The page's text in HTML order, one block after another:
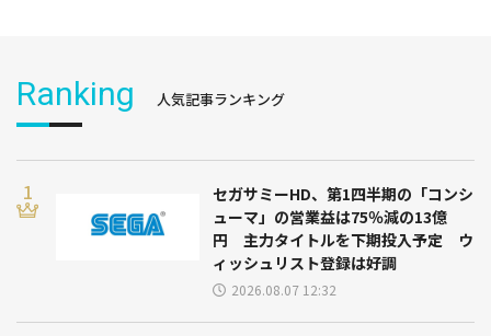
Ranking 人気記事ランキング
セガサミーHD、第1四半期の「コンシ
ューマ」の営業益は75％減の13億
円 主力タイトルを下期投入予定 ウ
ィッシュリスト登録は好調
2026.08.07 12:32